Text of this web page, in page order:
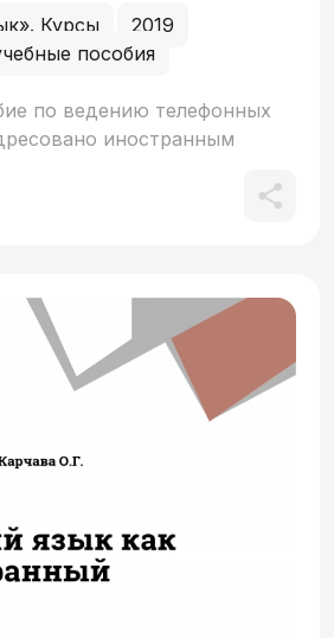
Курсы
2019
пособия
по ведению телефонных
иностранным
из трёх глав, в каждой
этикетные
стереотипы
телефонного разговора;
телефонный
ситуациях общения;
и на
построение
по телефону. В конце